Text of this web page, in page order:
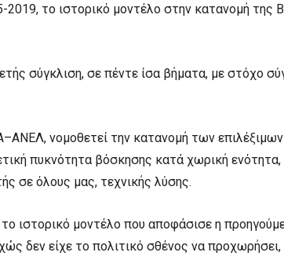
το ιστορικό μοντέλο στην κατανομή της
σύγκλιση, σε πέντε ίσα βήματα, με στόχο
νομοθετεί την κατανομή των επιλέξιμων
πυκνότητα βόσκησης κατά χωρική ενότητα,
σε όλους μας, τεχνικής λύσης.
ιστορικό μοντέλο που αποφάσισε η
δεν είχε το πολιτικό σθένος να προχωρήσει,